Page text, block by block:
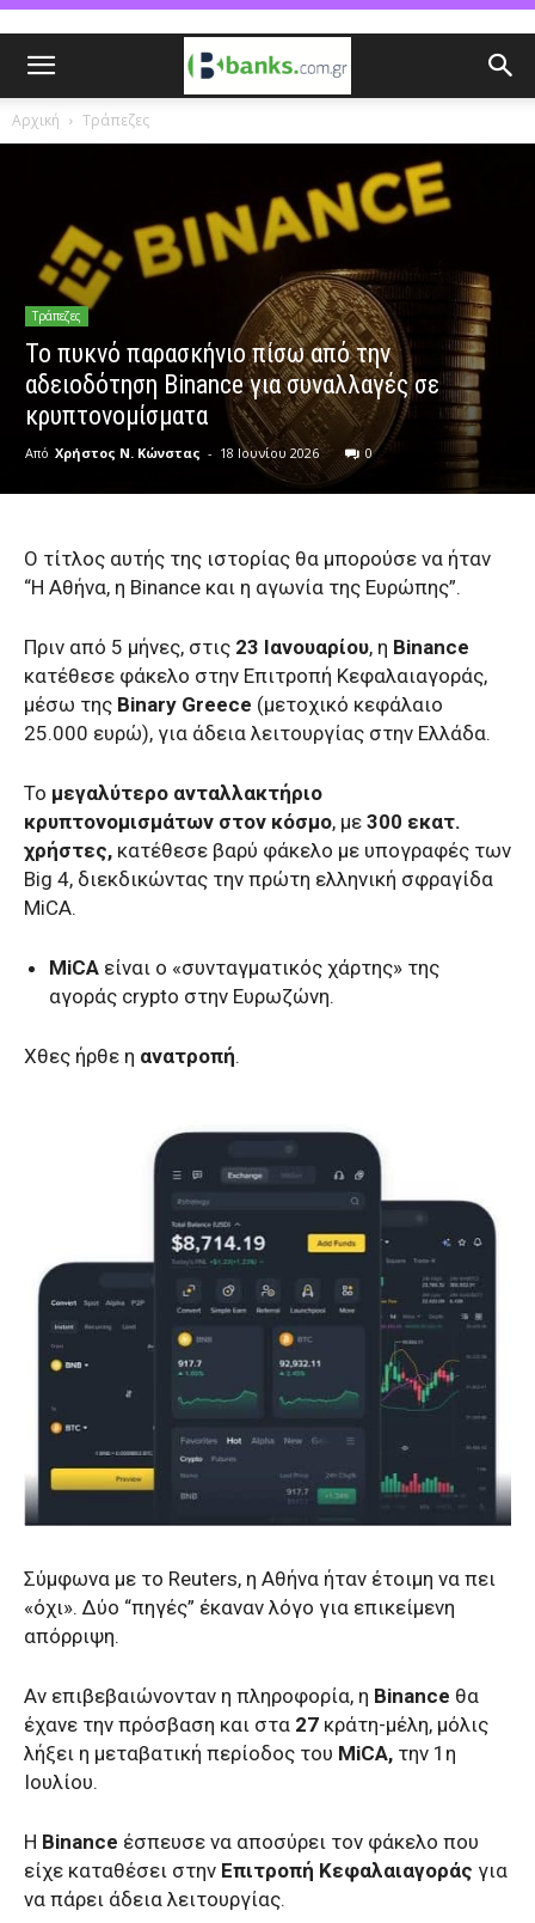
Αρχική Τράπεζες
Τράπεζες
Το πυκνό παρασκήνιο πίσω από την
αδειοδότηση Binance για συναλλαγές σε
κρυπτονομίσματα
Από Χρήστος Ν. Κώνστας - 18 Ιουνίου 2026 0
O τίτλος αυτής της ιστορίας θα μπορούσε να ήταν
“Η Αθήνα, η Binance και η αγωνία της Ευρώπης”.
Πριν από 5 μήνες, στις 23 Ιανουαρίου, η Binance
κατέθεσε φάκελο στην Επιτροπή Κεφαλαιαγοράς,
μέσω της Binary Greece (μετοχικό κεφάλαιο
25.000 ευρώ), για άδεια λειτουργίας στην Ελλάδα.
Το μεγαλύτερο ανταλλακτήριο
κρυπτονομισμάτων στον κόσμο, με 300 εκατ.
χρήστες, κατέθεσε βαρύ φάκελο με υπογραφές των
Big 4, διεκδικώντας την πρώτη ελληνική σφραγίδα
MiCA.
MiCA είναι ο «συνταγματικός χάρτης» της
αγοράς crypto στην Ευρωζώνη.
Χθες ήρθε η ανατροπή.
Σύμφωνα με το Reuters, η Αθήνα ήταν έτοιμη να πει
«όχι». Δύο “πηγές” έκαναν λόγο για επικείμενη
απόρριψη.
Αν επιβεβαιώνονταν η πληροφορία, η Binance θα
έχανε την πρόσβαση και στα 27 κράτη-μέλη, μόλις
λήξει η μεταβατική περίοδος του MiCA, την 1η
Ιουλίου.
H Binance έσπευσε να αποσύρει τον φάκελο που
είχε καταθέσει στην Επιτροπή Κεφαλαιαγοράς για
να πάρει άδεια λειτουργίας.